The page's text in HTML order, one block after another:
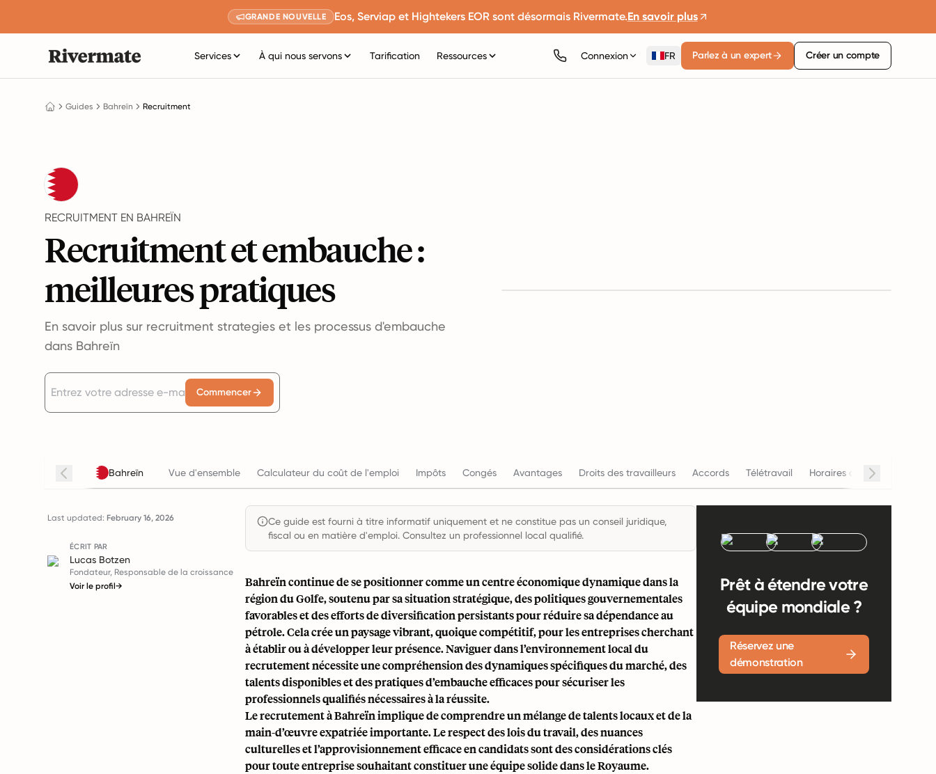
GRANDE NOUVELLE Eos, Serviap et Hightekers EOR sont désormais Rivermate.En savoir plus
Services À qui nous servons Tarification Ressources Connexion FR Parlez à un expert Créer un compte
Guides Bahreïn Recruitment
RECRUITMENT EN BAHREÏN
Recruitment et embauche :
meilleures pratiques
En savoir plus sur recruitment strategies et les processus d'embauche
dans Bahreïn
Commencer
Bahreïn Vue d'ensemble Calculateur du coût de l'emploi Impôts Congés Avantages Droits des travailleurs Accords Télétravail Horaires de travail
Last updated: February 16, 2026
ÉCRIT PAR
Lucas Botzen
Fondateur, Responsable de la croissance
Voir le profil→
Ce guide est fourni à titre informatif uniquement et ne constitue pas un conseil juridique,
fiscal ou en matière d'emploi. Consultez un professionnel local qualifié.
Bahreïn continue de se positionner comme un centre économique dynamique dans la
région du Golfe, soutenu par sa situation stratégique, des politiques gouvernementales
favorables et des efforts de diversification persistants pour réduire sa dépendance au
pétrole. Cela crée un paysage vibrant, quoique compétitif, pour les entreprises cherchant
à établir ou à développer leur présence. Naviguer dans l’environnement local du
recrutement nécessite une compréhension des dynamiques spécifiques du marché, des
talents disponibles et des pratiques d’embauche efficaces pour sécuriser les
professionnels qualifiés nécessaires à la réussite.
Le recrutement à Bahreïn implique de comprendre un mélange de talents locaux et de la
main-d’œuvre expatriée importante. Le respect des lois du travail, des nuances
culturelles et l’approvisionnement efficace en candidats sont des considérations clés
pour toute entreprise souhaitant constituer une équipe solide dans le Royaume.
Prêt à étendre votre
équipe mondiale ?
Réservez une
démonstration